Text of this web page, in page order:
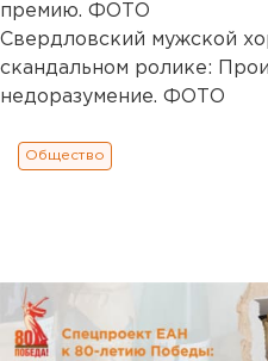
премию. ФОТО
Свердловский мужской
скандальном ролике:
недоразумение. ФОТО
Общество